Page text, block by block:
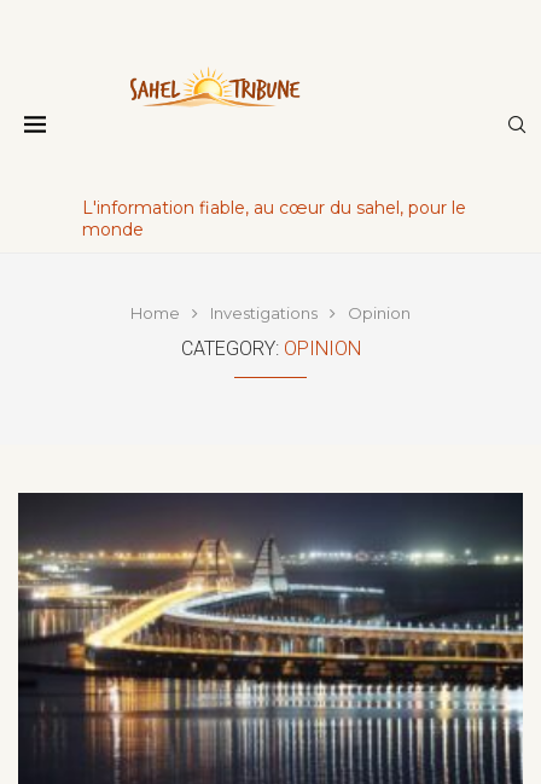
L'information fiable, au cœur du sahel, pour le
monde
Home Investigations Opinion
CATEGORY: OPINION